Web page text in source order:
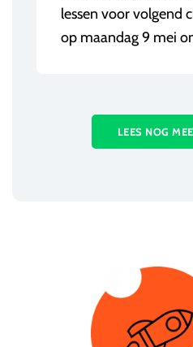
lessen voor volgend
op maandag 9 mei
LEES NOG